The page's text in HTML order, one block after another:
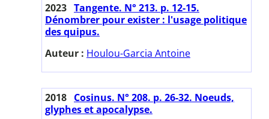
2023 Tangente. N° 213. p. 12-15.
Dénombrer pour exister : l'usage politique
des quipus.
Auteur : Houlou-Garcia Antoine
2018 Cosinus. N° 208. p. 26-32. Noeuds,
glyphes et apocalypse.